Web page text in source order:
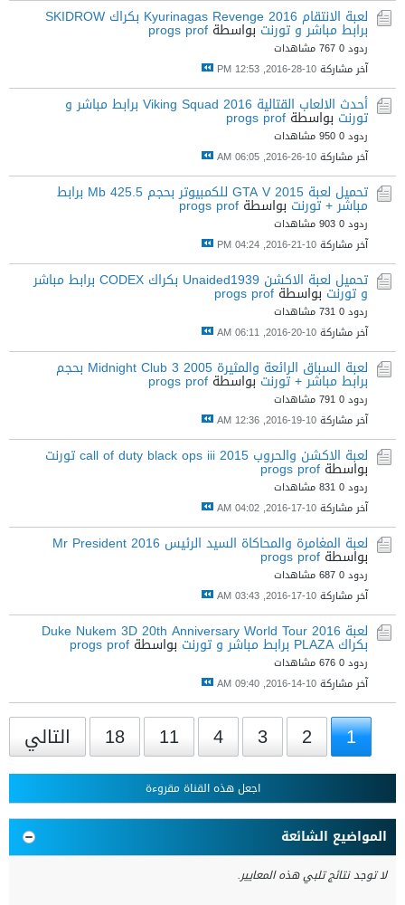
لعبة الانتقام Kyurinagas Revenge 2016 بكراك SKIDROW
برابط مباشر و تورنت بواسطة progs prof
ردود 0
767 مشاهدات
آخر مشاركة10-28-2016, 12:53 PM
أحدث الالعاب القتالية Viking Squad 2016 برابط مباشر و
تورنت بواسطة progs prof
ردود 0
950 مشاهدات
آخر مشاركة10-26-2016, 06:05 AM
تحميل لعبة 2015 GTA V للكمبيوتر بحجم 425.5 Mb برابط
مباشر + تورنت بواسطة progs prof
ردود 0
903 مشاهدات
آخر مشاركة10-21-2016, 04:24 PM
تحميل لعبة الاكشن Unaided1939 بكراك CODEX برابط مباشر
و تورنت بواسطة progs prof
ردود 0
731 مشاهدات
آخر مشاركة10-20-2016, 06:11 AM
لعبة السباق الرائعة والمثيرة Midnight Club 3 2005 بحجم
برابط مباشر + تورنت بواسطة progs prof
ردود 0
791 مشاهدات
آخر مشاركة10-19-2016, 12:36 AM
لعبة الاكشن والحروب call of duty black ops iii 2015 تورنت
بواسطة progs prof
ردود 0
831 مشاهدات
آخر مشاركة10-17-2016, 04:02 AM
لعبة المغامرة والمحاكاة السيد الرئيس Mr President 2016
بواسطة progs prof
ردود 0
687 مشاهدات
آخر مشاركة10-17-2016, 03:43 AM
لعبة 2016 Duke Nukem 3D 20th Anniversary World Tour
بكراك PLAZA برابط مباشر و تورنت بواسطة progs prof
ردود 0
676 مشاهدات
آخر مشاركة10-14-2016, 09:40 AM
1
2
3
4
11
18 التالي
اجعل هذه القناة مقروءة
المواضيع الشائعة
لا توجد نتائج تلبي هذه المعايير.